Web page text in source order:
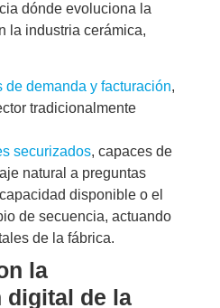
dónde evoluciona la
la industria cerámica,
de demanda y facturación,
tradicionalmente
securizados, capaces de
natural a preguntas
disponible o el
de secuencia, actuando
de la fábrica.
la
digital de la